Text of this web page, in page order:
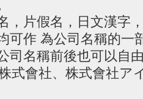
，片假名，日文漢字
可作 為公司名稱的一
司名稱前後也可以自
式會社、株式會社ア